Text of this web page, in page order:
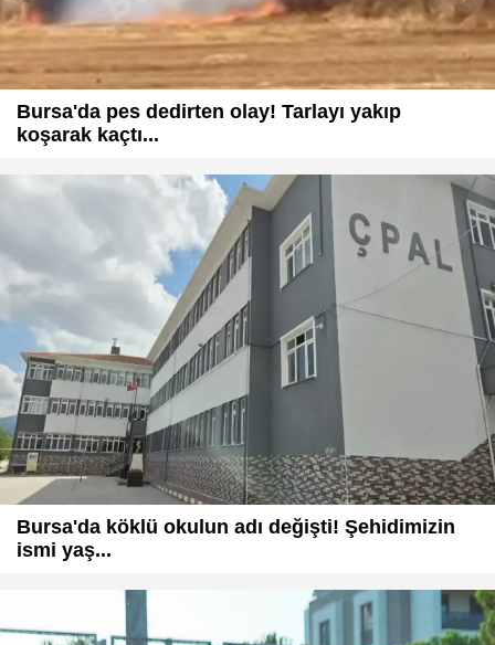
Bursa'da pes dedirten olay! Tarlayı yakıp
koşarak kaçtı...
Bursa'da köklü okulun adı değişti! Şehidimizin
ismi yaş...